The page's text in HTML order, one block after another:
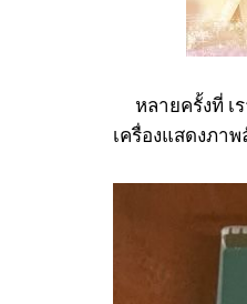
หลายครั้งที่ เร
เครื่องแสดงภา